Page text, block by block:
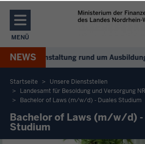
Direkt zum
MENÜ
NAVIGATION AKTIVIEREN/DEAKTIVIEREN:
NEWS
Infoveranstaltung rund um Ausbildung
Sie
sich
hier
Startseite
Unsere Dienststellen
Landesamt für Besoldung und Versorgung
Bachelor of Laws (m/w/d) - Duales Studium
Bachelor of Laws (m/w/d) -
Studium